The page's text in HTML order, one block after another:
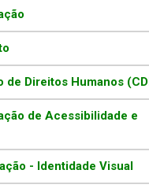
de Direitos Humanos
de Acessibilidade e
- Identidade Visual